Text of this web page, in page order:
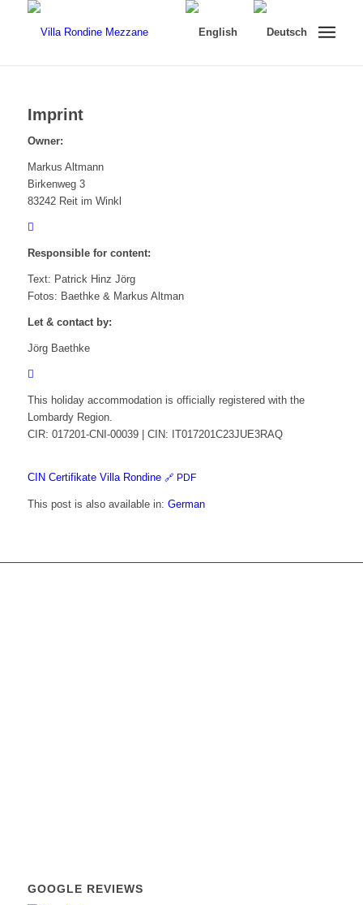
Imprint
Owner:
Markus Altmann
Birkenweg 3
83242 Reit im Winkl
Responsible for content:
Text: Patrick Hinz Jörg
Fotos: Baethke & Markus Altman
Let & contact by:
Jörg Baethke
This holiday accommodation is officially registered with the
Lombardy Region.
CIR: 017201-CNI-00039 | CIN: IT017201C23JUE3RAQ
CIN Certifikate Villa Rondine 🔗 PDF
This post is also available in: German
GOOGLE REVIEWS